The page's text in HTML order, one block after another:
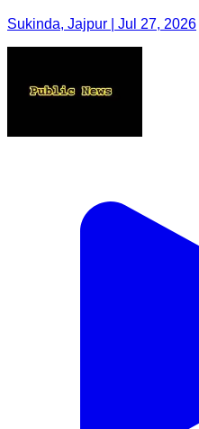
Sukinda, Jajpur | Jul 27, 2026